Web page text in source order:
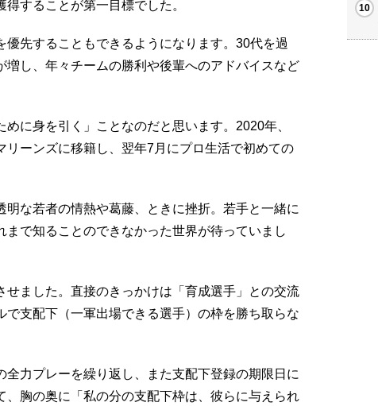
することが第一目標でした。
先することもできるようになります。30代を過
増し、年々チームの勝利や後輩へのアドバイスなど
に身を引く」ことなのだと思います。2020年、
ーンズに移籍し、翌年7月にプロ生活で初めての
明な若者の情熱や葛藤、ときに挫折。若手と一緒に
で知ることのできなかった世界が待っていまし
せました。直接のきっかけは「育成選手」との交流
支配下（一軍出場できる選手）の枠を勝ち取らな
力プレーを繰り返し、また支配下登録の期限日に
胸の奥に「私の分の支配下枠は、彼らに与えられ